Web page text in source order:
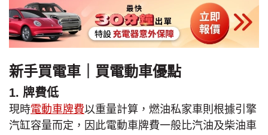
新手買電車｜買電動車優點
1. 牌費低
現時電動車牌費以重量計算，燃油私家車則根據引擎
汽缸容量而定，因此電動車牌費一般比汽油及柴油車